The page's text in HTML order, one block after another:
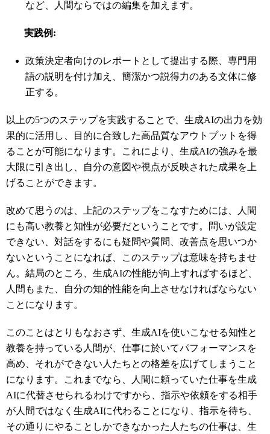
など、人間ならではの編集を加えます。
実践例 :
政策決定者向けのレポートとして提出する際、専門用
語の説明を付け加え、簡潔かつ説得力のある文体に修
正する。
以上の5つのステップを実践することで、生成AIの出力を効
果的に活用し、目的に合致した高品質なアウトプットを得
ることが可能になります。これにより、生成AIの強みを最
大限に引き出し、自分の意図や視点が反映された成果を上
げることができます。
改めて思うのは、上記のステップをこなすためには、人間
にも高い教養と知性が必要だということです。問いが設定
できない、対話をするにも疑問や質問、改善点を思いつか
ないということになれば、このステップは意味を持ちませ
ん。結局のところ、生成AIの性能が向上すればするほど、
人間もまた、自分の知的性能を向上させなければならない
ことになります。
このことはとりもなおさず、生成AIを使いこなせる知性と
教養を持っている人間が、仕事に於いてパフォーマンスを
高め、それができない人たちとの格差を広げてしまうこと
になります。これまでなら、人間に頼っていた仕事を生成
AIに代替させられるわけですから、指示や依頼をする相手
が人間ではなく生成AIに代わることになり、指示を待ち、
その通りにやることしかできなかった人たちの仕事は、生